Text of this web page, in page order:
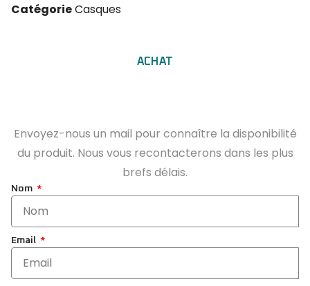
CatégorieCasques
ACHAT
Envoyez-nous un mail pour connaître la disponibilité
du produit. Nous vous recontacterons dans les plus
brefs délais.
Nom
Email